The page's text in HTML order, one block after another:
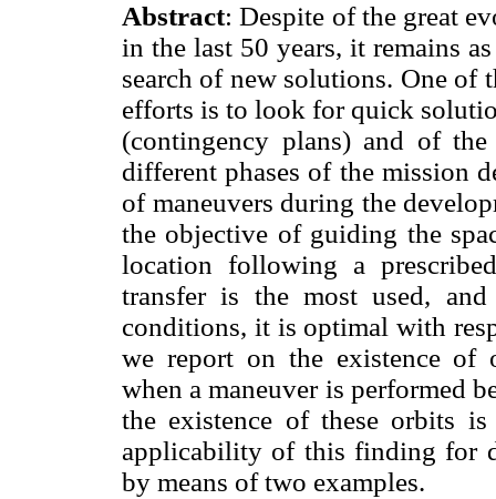
Abstract: Despite of the great
in the last 50 years, it remains
search of new solutions. One of
efforts is to look for quick
(contingency plans) and of
different phases of the mission
of maneuvers during the
the objective of guiding the
location following a
transfer is the most used,
conditions, it is optimal with
we report on the existence of
when a maneuver is performed
the existence of these orbits
applicability of this finding for
by means of two examples.